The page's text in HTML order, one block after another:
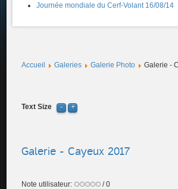
Journée mondiale du Cerf-Volant 16/08/14
Accueil Galeries Galerie Photo Galerie -
Text Size
Galerie - Cayeux 2017
Note utilisateur: / 0